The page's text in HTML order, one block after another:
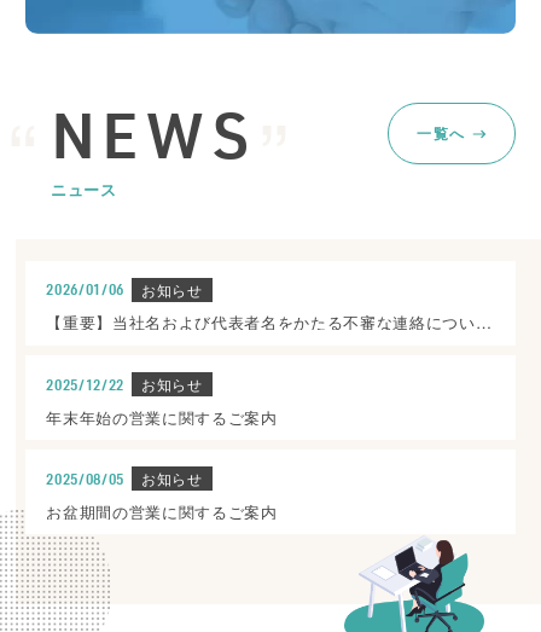
NEWS
ニュース
一覧へ
2026/01/06 お知らせ
【重要】当社名および代表者名をかたる不審な連絡についての注意喚起
2025/12/22 お知らせ
年末年始の営業に関するご案内
2025/08/05 お知らせ
お盆期間の営業に関するご案内